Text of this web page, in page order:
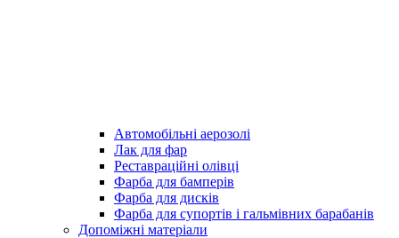
Автомобільні аерозолі
Лак для фар
Реставраційні олівці
Фарба для бамперів
Фарба для дисків
Фарба для супортів і гальмівних барабанів
Допоміжні матеріали